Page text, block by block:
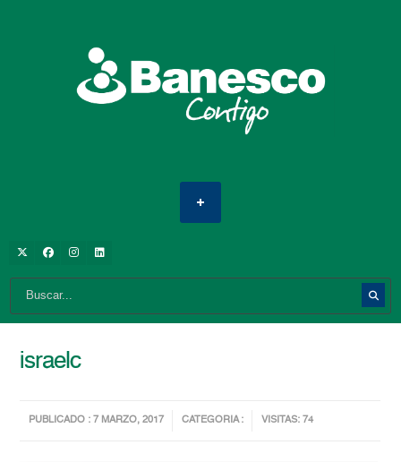
israelc
PUBLICADO : 7 MARZO, 2017 CATEGORIA : VISITAS: 74